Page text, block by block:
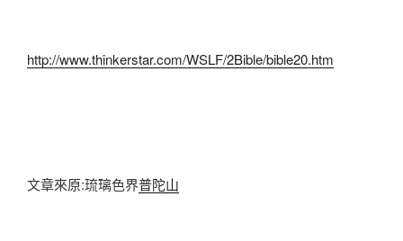
http://www.thinkerstar.com/WSLF/2Bible/bible20.htm
文章來原:琉璃色界普陀山